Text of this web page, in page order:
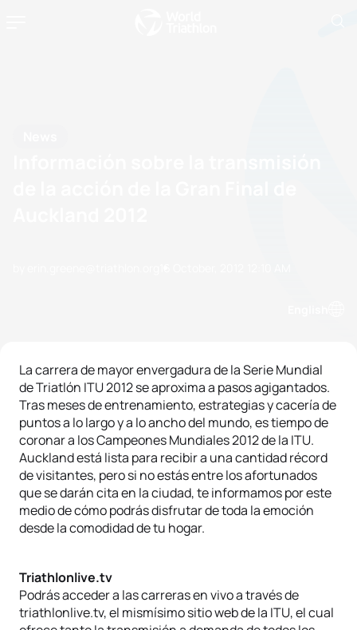
La carrera de mayor envergadura de la Serie Mundial
de Triatlón ITU 2012 se aproxima a pasos agigantados.
Tras meses de entrenamiento, estrategias y cacería de
puntos a lo largo y a lo ancho del mundo, es tiempo de
coronar a los Campeones Mundiales 2012 de la ITU.
Auckland está lista para recibir a una cantidad récord
de visitantes, pero si no estás entre los afortunados
que se darán cita en la ciudad, te informamos por este
medio de cómo podrás disfrutar de toda la emoción
desde la comodidad de tu hogar.
Triathlonlive.tv
Podrás acceder a las carreras en vivo a través de
triathlonlive.tv, el mismísimo sitio web de la ITU, el cual